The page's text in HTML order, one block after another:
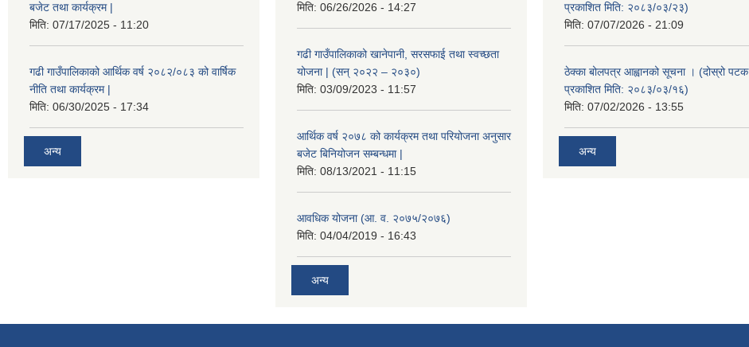
बजेट तथा कार्यक्रम |
मिति: 07/17/2025 - 11:20
गढी गाउँपालिकाको आर्थिक वर्ष २०८२/०८३ को वार्षिक
नीति तथा कार्यक्रम |
मिति: 06/30/2025 - 17:34
अन्य
मिति: 06/26/2026 - 14:27
गढी गाउँपालिकाको खानेपानी, सरसफाई तथा स्वच्छता
योजना | (सन् २०२२ – २०३०)
मिति: 03/09/2023 - 11:57
आर्थिक वर्ष २०७८ को कार्यक्रम तथा परियोजना अनुसार
बजेट बिनियोजन सम्बन्धमा |
मिति: 08/13/2021 - 11:15
आवधिक योजना (आ. व. २०७५/२०७६)
मिति: 04/04/2019 - 16:43
अन्य
प्रकाशित मिति: २०८३/०३/२३)
मिति: 07/07/2026 - 21:09
ठेक्का बोलपत्र आह्वानको सूचना । (दोस्रो पटक
प्रकाशित मिति: २०८३/०३/१६)
मिति: 07/02/2026 - 13:55
अन्य